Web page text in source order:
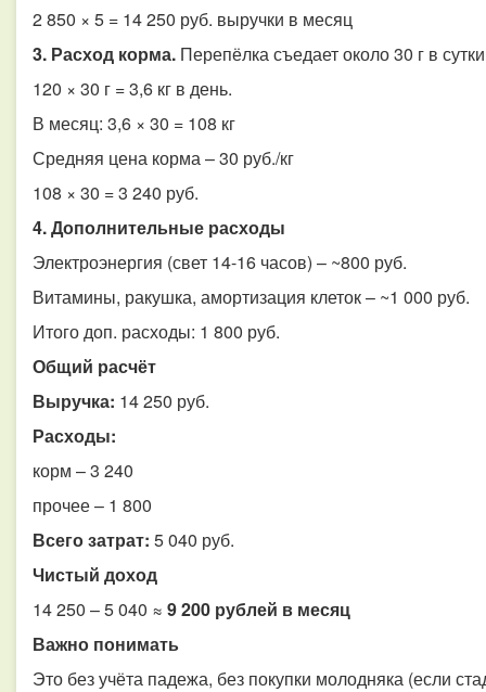
2 850 × 5 = 14 250 руб. выручки в месяц
3. Расход корма. Перепёлка съедает около 30 г в
120 × 30 г = 3,6 кг в день.
В месяц: 3,6 × 30 = 108 кг
Средняя цена корма – 30 руб./кг
108 × 30 = 3 240 руб.
4. Дополнительные расходы
Электроэнергия (свет 14-16 часов) – ~800 руб.
Витамины, ракушка, амортизация клеток – ~1 000 руб.
Итого доп. расходы: 1 800 руб.
Общий расчёт
Выручка: 14 250 руб.
Расходы:
корм – 3 240
прочее – 1 800
Всего затрат: 5 040 руб.
Чистый доход
14 250 – 5 040 ≈ 9 200 рублей в месяц
Важно понимать
Это без учёта падежа, без покупки молодняка (если